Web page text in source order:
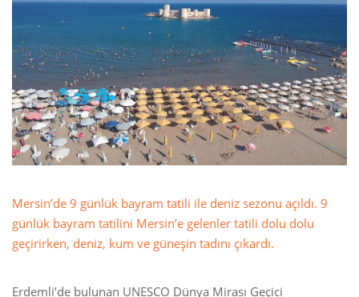
Mersin’de 9 günlük bayram tatili ile deniz sezonu açıldı. 9
günlük bayram tatilini Mersin’e gelenler tatili dolu dolu
geçirirken, deniz, kum ve güneşin tadını çıkardı.
Erdemli’de bulunan UNESCO Dünya Mirası Geçici